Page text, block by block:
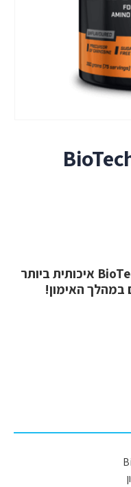
אבקת בטא אלנין מבית BioTechUSA איכותית ביותר
במהלך האימון!